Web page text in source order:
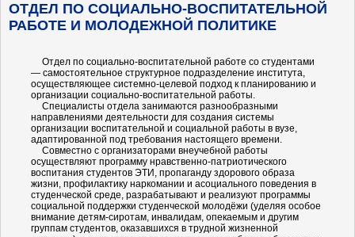
ОТДЕЛ ПО СОЦИАЛЬНО-ВОСПИТАТЕЛЬНОЙ
РАБОТЕ И МОЛОДЕЖНОЙ ПОЛИТИКЕ
Отдел по социально-воспитательной работе со студентами
— самостоятельное структурное подразделение института,
осуществляющее системно-целевой подход к планированию и
организации социально-воспитательной работы.
Специалисты отдела занимаются разнообразными
направлениями деятельности для создания системы
организации воспитательной и социальной работы в вузе,
адаптированной под требования настоящего времени.
Совместно с организаторами внеучебной работы
осуществляют программу нравственно-патриотического
воспитания студентов ЭТИ, пропаганду здорового образа
жизни, профилактику наркомании и асоциального поведения в
студенческой среде, разрабатывают и реализуют программы
социальной поддержки студенческой молодёжи (уделяя особое
внимание детям-сиротам, инвалидам, опекаемым и другим
группам студентов, оказавшихся в трудной жизненной